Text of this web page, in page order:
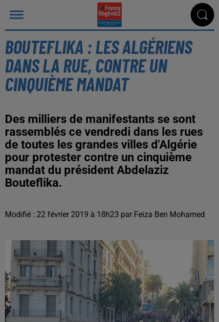
BOUTEFLIKA : LES ALGÉRIENS
DANS LA RUE, CONTRE UN
CINQUIÈME MANDAT
Des milliers de manifestants se sont
rassemblés ce vendredi dans les rues
de toutes les grandes villes d'Algérie
pour protester contre un cinquième
mandat du président Abdelaziz
Bouteflika.
Modifié : 22 février 2019 à 18h23 par Feiza Ben Mohamed